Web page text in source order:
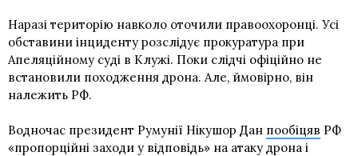
Наразі територію навколо оточили правоохоронці. Усі
обставини інциденту розслідує прокуратура при
Апеляційному суді в Клужі. Поки слідчі офіційно не
встановили походження дрона. Але, ймовірно, він
належить РФ.
Водночас президент Румунії Нікушор Дан пообіцяв РФ
«пропорційні заходи у відповідь» на атаку дрона і